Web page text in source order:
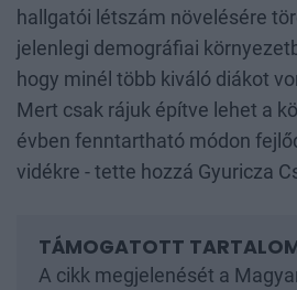
hallgatói létszám növelésére
jelenlegi demográfiai
hogy minél több kiváló diákot
Mert csak rájuk építve lehet a
évben fenntartható módon
vidékre - tette hozzá Gyuricza
A cikk megjelenését a